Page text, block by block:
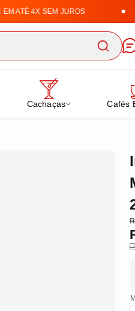
ATÉ 4X SEM JUROS
Doces,
Cachaças Cafés